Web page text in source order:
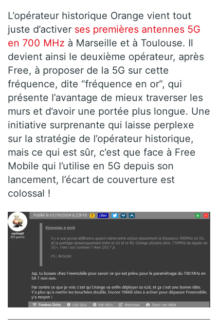
L’opérateur historique Orange vient tout
juste d’activer ses premières antennes 5G
en 700 MHz à Marseille et à Toulouse. Il
devient ainsi le deuxième opérateur, après
Free, à proposer de la 5G sur cette
fréquence, dite “fréquence en or”, qui
présente l’avantage de mieux traverser les
murs et d’avoir une portée plus longue. Une
initiative surprenante qui laisse perplexe
sur la stratégie de l’opérateur historique,
mais ce qui est sûr, c’est que face à Free
Mobile qui l’utilise en 5G depuis son
lancement, l’écart de couverture est
colossal !